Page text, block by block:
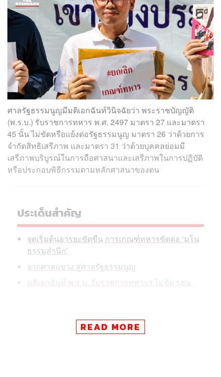
ศาลรัฐธรรมนูญมีมติเอกฉันท์วินิจฉัยว่า พระราชบัญญัติ
(พ.ร.บ.) รับราชการทหาร พ.ศ. 2497 มาตรา 27 และมาตรา
45 นั้น ไม่ขัดหรือแย้งต่อรัฐธรรมนูญ มาตรา 26 ว่าด้วยการ
จำกัดสิทธิเสรีภาพ และมาตรา 31 ว่าด้วยบุคคลย่อมมี
เสรีภาพบริบูรณ์ในการถือศาสนาและเสรีภาพในการปฏิบัติ
หรือประกอบพิธีกรรมตามหลักศาสนาของตน
ประเด็นสำคัญ
จุดเริ่มต้นอารยะขัดขืน การเกณฑ์ทหารขัดต่อ ‘มโน
ธรรมสำนึก’
จากศาลแขวง สู่ศาลรัฐธรรมนูญ
มติเอกฉันท์ พ.ร.บ. รับราชการทหารฯ ไม่ขัด รธน.
ทั้งนี้ จะมีการเผยแพร่คำวินิจฉัยของศาลรัฐธรรมนูญ และ
READ MORE